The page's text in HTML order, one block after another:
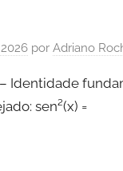
por Adriano
Identidade
sen²(x) =